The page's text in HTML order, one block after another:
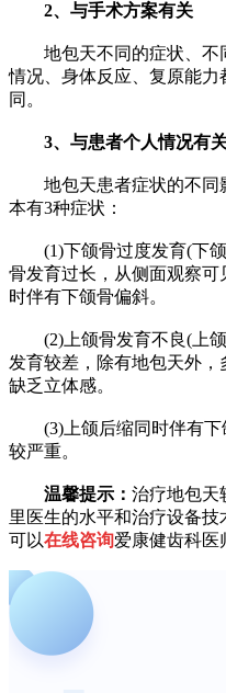
2、与手术方案有关
地包天不同的症状、不
情况、身体反应、复原能
同。
3、与患者个人情况有
地包天患者症状的不同
本有3种症状：
(1)下颌骨过度发育(下颌
骨发育过长，从侧面观察可
时伴有下颌骨偏斜。
(2)上颌骨发育不良(上颌
发育较差，除有地包天外，
缺乏立体感。
(3)上颌后缩同时伴有下
较严重。
温馨提示： 治疗地包天
里医生的水平和治疗设备技
可以在线咨询爱康健齿科医